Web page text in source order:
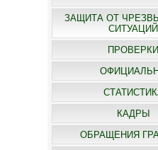
ЗАЩИТА ОТ
СИТУАЦИЙ
ПРОВЕРКИ
КАДРЫ
ОБРАЩЕНИЯ